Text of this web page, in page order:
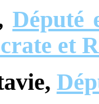
Député
et